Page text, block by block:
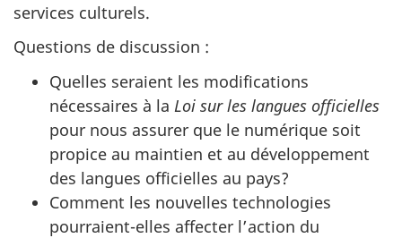
services culturels.
Questions de discussion :
Quelles seraient les modifications
nécessaires à la Loi sur les langues officielles
pour nous assurer que le numérique soit
propice au maintien et au développement
des langues officielles au pays?
Comment les nouvelles technologies
pourraient-elles affecter l’action du